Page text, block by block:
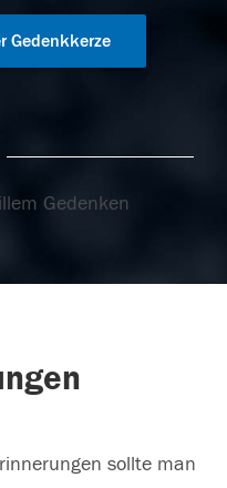
Gedenkkerze
Gedenken
sollte man